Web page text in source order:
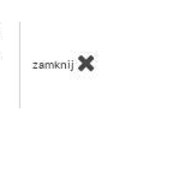
zamknij